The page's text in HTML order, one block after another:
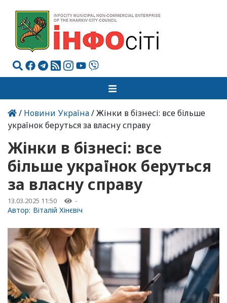
/ Новини Україна/ Жінки в бізнесі: все більше
українок беруться за власну справу
Жінки в бізнесі: все
більше українок беруться
за власну справу
13.03.2025 11:50 -
Автор: Віталій Хінєвіч